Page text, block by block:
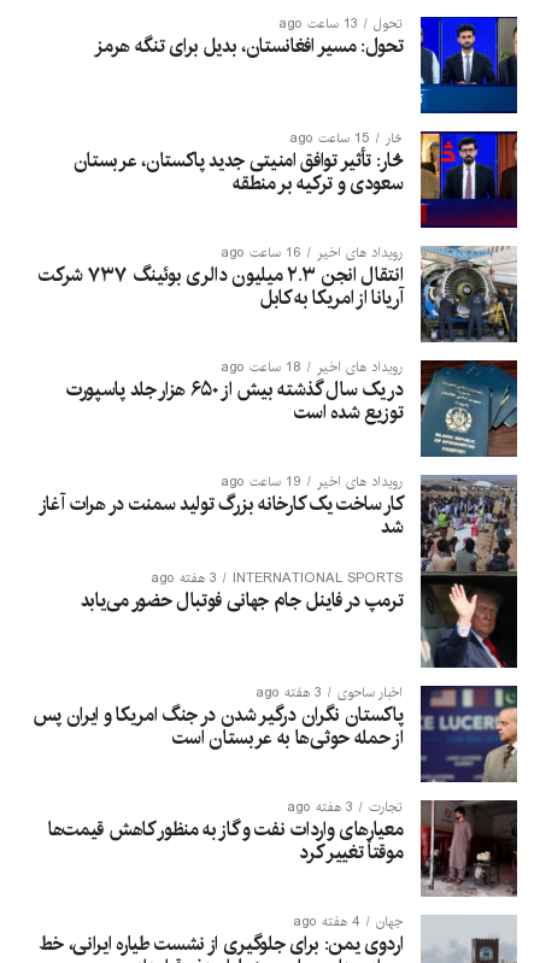
تحول 13 ساعت ago
تحول: مسیر افغانستان، بدیل برای تنگه هرمز
څار 15 ساعت ago
څار: تأثیر توافق امنیتی جدید پاکستان، عربستان
سعودی و ترکیه بر منطقه
رویداد های اخیر 16 ساعت ago
انتقال انجن ۲.۳ میلیون دالری بوئینگ ۷۳۷ شرکت
آریانا از امریکا به کابل
رویداد های اخیر 18 ساعت ago
در یک سال گذشته بیش از ۶۵۰ هزار جلد پاسپورت
توزیع شده است
رویداد های اخیر 19 ساعت ago
کار ساخت یک کارخانه بزرگ تولید سمنت در هرات آغاز
شد
INTERNATIONAL SPORTS 3 هفته ago
ترمپ در فاینل جام جهانی فوتبال حضور می‌یابد
اخبار ساحوی 3 هفته ago
پاکستان نگران درگیر شدن در جنگ امریکا و ایران پس
از حمله حوثی‌ها به عربستان است
تجارت 3 هفته ago
معیارهای واردات نفت و گاز به منظور کاهش قیمت‌ها
موقتاً تغییر کرد
جهان 4 هفته ago
اردوی یمن: برای جلوگیری از نشست طیاره ایرانی، خط